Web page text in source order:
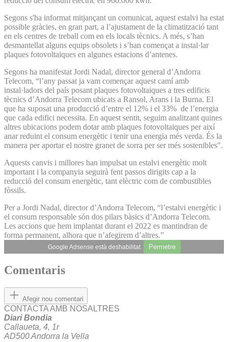
Segons s'ha informat mitjançant un comunicat, aquest estalvi ha estat
possible gràcies, en gran part, a l’ajustament de la climatització tant
en els centres de treball com en els locals tècnics. A més, s’han
desmantellat alguns equips obsolets i s’han començat a instal·lar
plaques fotovoltaiques en algunes estacions d’antenes.
Segons ha manifestat Jordi Nadal, director general d’Andorra
Telecom, “l’any passat ja vam començar aquest camí amb
instal·ladors del país posant plaques fotovoltaiques a tres edificis
tècnics d’Andorra Telecom ubicats a Ransol, Arans i la Burna. El
que ha suposat una producció d’entre el 12% i el 33% de l’energia
que cada edifici necessita. En aquest sentit, seguim analitzant quines
altres ubicacions podem dotar amb plaques fotovoltaiques per així
anar reduint el consum energètic i tenir una energia més verda. És la
manera per aportar el nostre granet de sorra per ser més sostenibles".
Aquests canvis i millores han impulsat un estalvi energètic molt
important i la companyia seguirà fent passos dirigits cap a la
reducció del consum energètic, tant elèctric com de combustibles
fòssils.
Per a Jordi Nadal, director d’Andorra Telecom, “l’estalvi energètic i
el consum responsable són dos pilars bàsics d’Andorra Telecom.
Les accions que hem implantat durant el 2022 es mantindran de
forma permanent, alhora que n’afegirem d’altres.”
Google Adsense està deshabilitat. Permetre
Comentaris
Afegir nou comentari
CONTACTA AMB NOSALTRES
Diari Bondia
Callaueta, 4, 1r
AD500 Andorra la Vella